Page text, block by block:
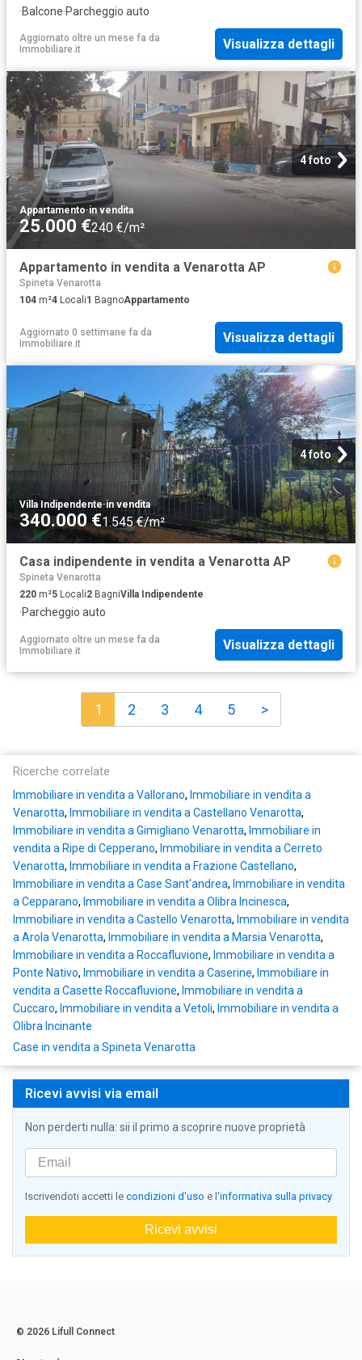
·Balcone·Parcheggio auto
Aggiornato oltre un mese fa da
Immobiliare.it
Visualizza dettagli
4 foto
Appartamento·in vendita
25.000 €240 €/m²
Appartamento in vendita a Venarotta AP
Spineta Venarotta
104 m²4 Locali1 BagnoAppartamento
Aggiornato 0 settimane fa da
Immobiliare.it
Visualizza dettagli
4 foto
Villa Indipendente·in vendita
340.000 €1.545 €/m²
Casa indipendente in vendita a Venarotta AP
Spineta Venarotta
220 m²5 Locali2 BagniVilla Indipendente
·Parcheggio auto
Aggiornato oltre un mese fa da
Immobiliare.it
Visualizza dettagli
1 2 3 4 5 >
Ricerche correlate
Immobiliare in vendita a Vallorano, Immobiliare in vendita a
Venarotta, Immobiliare in vendita a Castellano Venarotta,
Immobiliare in vendita a Gimigliano Venarotta, Immobiliare in
vendita a Ripe di Cepperano, Immobiliare in vendita a Cerreto
Venarotta, Immobiliare in vendita a Frazione Castellano,
Immobiliare in vendita a Case Sant'andrea, Immobiliare in vendita
a Cepparano, Immobiliare in vendita a Olibra Incinesca,
Immobiliare in vendita a Castello Venarotta, Immobiliare in vendita
a Arola Venarotta, Immobiliare in vendita a Marsia Venarotta,
Immobiliare in vendita a Roccafluvione, Immobiliare in vendita a
Ponte Nativo, Immobiliare in vendita a Caserine, Immobiliare in
vendita a Casette Roccafluvione, Immobiliare in vendita a
Cuccaro, Immobiliare in vendita a Vetoli, Immobiliare in vendita a
Olibra Incinante
Case in vendita a Spineta Venarotta
Ricevi avvisi via email
Non perderti nulla: sii il primo a scoprire nuove proprietà
Iscrivendoti accetti le condizioni d'uso e l'informativa sulla privacy
Ricevi avvisi
© 2026 Lifull Connect